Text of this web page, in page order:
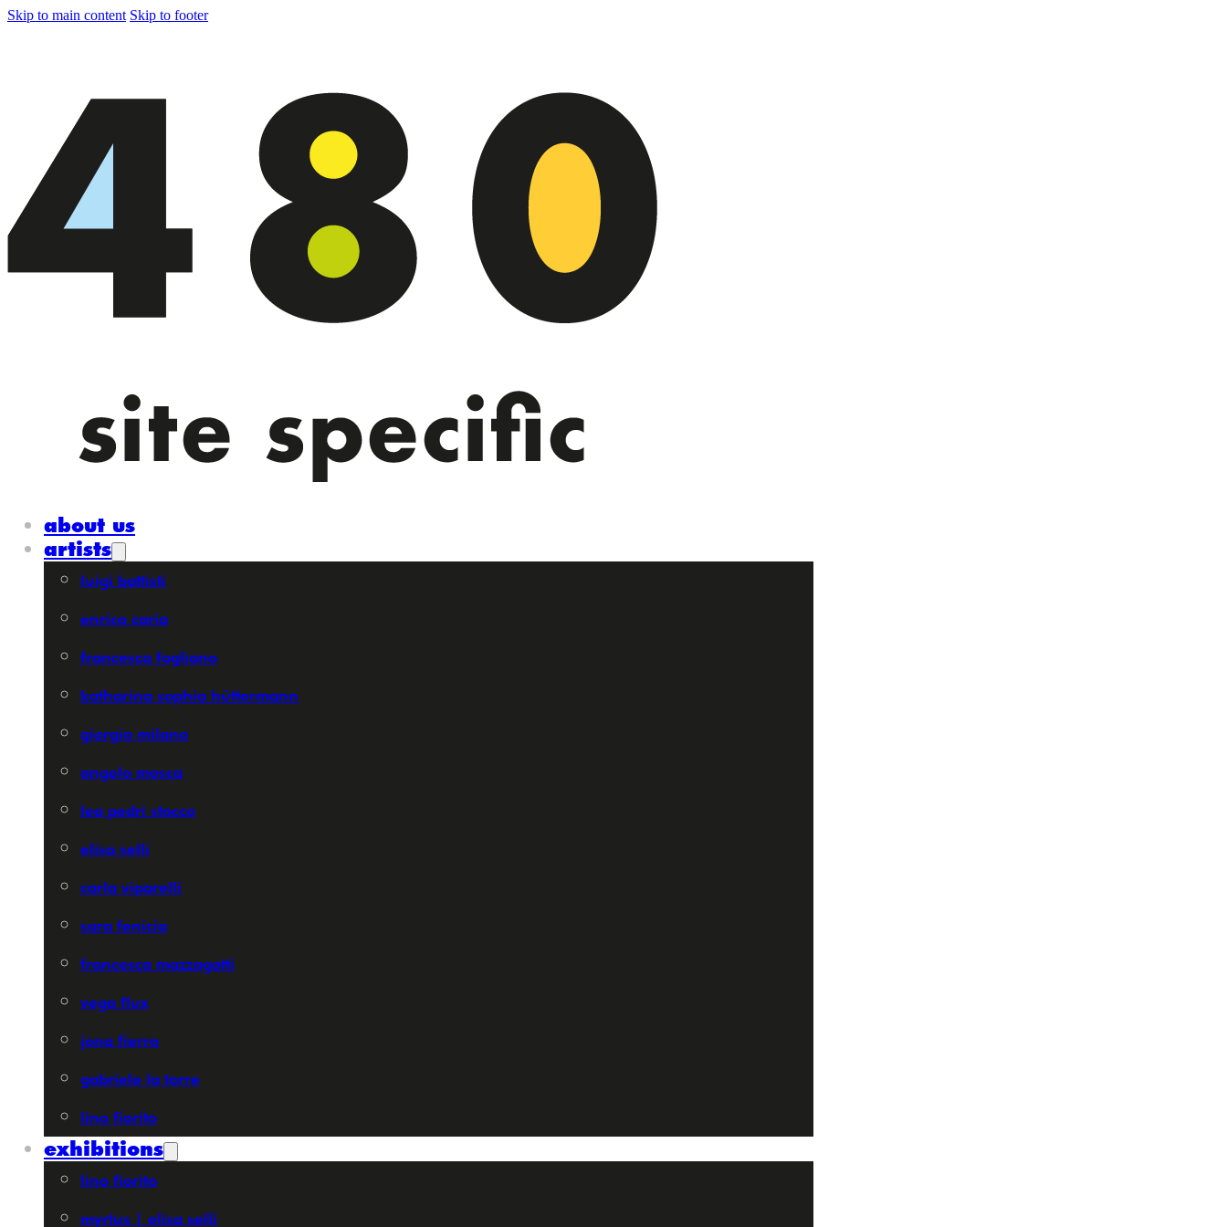
Skip to main content Skip to footer
about us
artists
luigi battisti
enrico caria
francesca fogliano
katharina sophia hüttermann
giorgio milano
angelo mosca
lea pedri stocco
elisa selli
carla viparelli
sara fenicia
francesca mazzagatti
vega flux
jona fierro
gabriele la torre
lino fiorito
exhibitions
lino fiorito
myrtus | elisa selli